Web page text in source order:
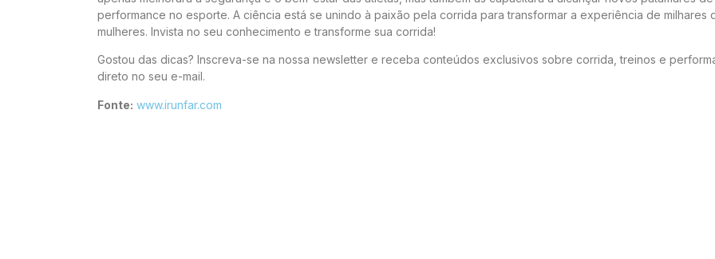
performance no esporte. A ciência está se unindo à paixão pela corrida para transformar a experiência de milhares
mulheres. Invista no seu conhecimento e transforme sua corrida!
Gostou das dicas? Inscreva-se na nossa newsletter e receba conteúdos exclusivos sobre corrida, treinos e
direto no seu e-mail.
Fonte: www.irunfar.com